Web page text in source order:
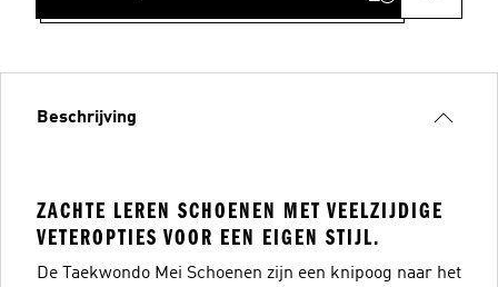
Beschrijving
ZACHTE LEREN SCHOENEN MET VEELZIJDIGE
VETEROPTIES VOOR EEN EIGEN STIJL.
De Taekwondo Mei Schoenen zijn een knipoog naar het